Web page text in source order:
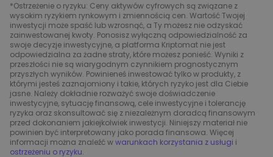
*Ostrzeżenie o ryzyku: Ceny aktywów cyfrowych są związane z
wysokim ryzykiem rynkowym i zmiennością cen. Wartość Twojej
inwestycji może spaść lub wzrosnąć, a Ty możesz nie odzyskać
zainwestowanej kwoty. Ponosisz wyłączną odpowiedzialność za
swoje decyzje inwestycyjne, a platforma Kriptomat nie jest
odpowiedzialna za żadne straty, które możesz ponieść. Wyniki z
przeszłości nie są wiarygodnym czynnikiem prognostycznym
przyszłych wyników. Powinieneś inwestować tylko w produkty, z
którymi jesteś zaznajomiony i takie, których ryzyko jest dla Ciebie
jasne. Należy dokładnie rozważyć swoje doświadczenie
inwestycyjne, sytuację finansową, cele inwestycyjne i tolerancję
ryzyka oraz skonsultować się z niezależnym doradcą finansowym
przed dokonaniem jakiejkolwiek inwestycji. Niniejszy materiał nie
powinien być interpretowany jako porada finansowa. Więcej
informacji można znaleźć wwarunkach korzystania z usługi i
ostrzeżeniu o ryzyku.